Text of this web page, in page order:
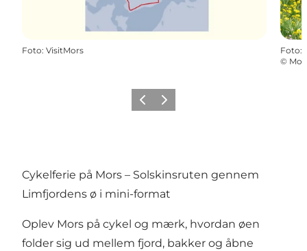
Foto: VisitMors Foto:
©
Forrige billede
Næste billede
Cykelferie på Mors – Solskinsruten gennem
Limfjordens ø i mini-format
Oplev Mors på cykel og mærk, hvordan øen
folder sig ud mellem fjord, bakker og åbne